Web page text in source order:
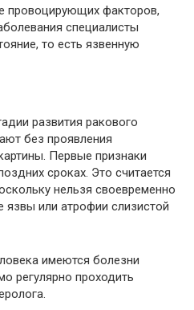
провоцирующих факторов,
специалисты
то есть язвенную
развития ракового
без проявления
Первые признаки
сроках. Это считается
нельзя своевременно
язвы или атрофии слизистой
имеются болезни
регулярно проходить